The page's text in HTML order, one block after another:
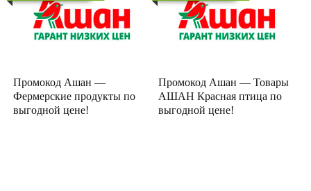
Промокод Ашан —
Фермерские продукты по
выгодной цене!
Промокод Ашан — Товары
АШАН Красная птица по
выгодной цене!